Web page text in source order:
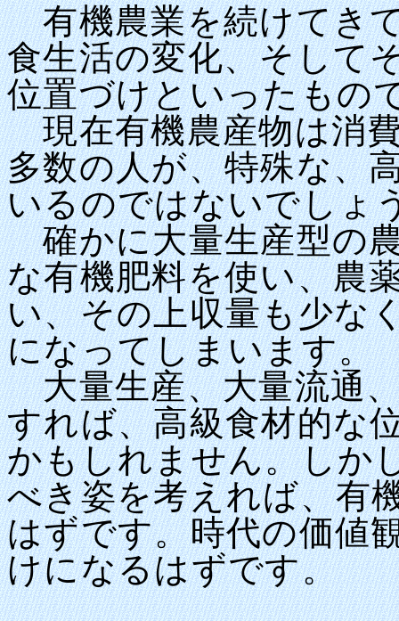
有機農業を続けてき
食生活の変化、そして
位置づけといったもの
現在有機農産物は消
多数の人が、特殊な、
いるのではないでしょ
確かに大量生産型の
な有機肥料を使い、農
い、その上収量も少な
になってしまいます。
大量生産、大量流通
すれば、高級食材的な
かもしれません。しか
べき姿を考えれば、有
はずです。時代の価値
けになるはずです。